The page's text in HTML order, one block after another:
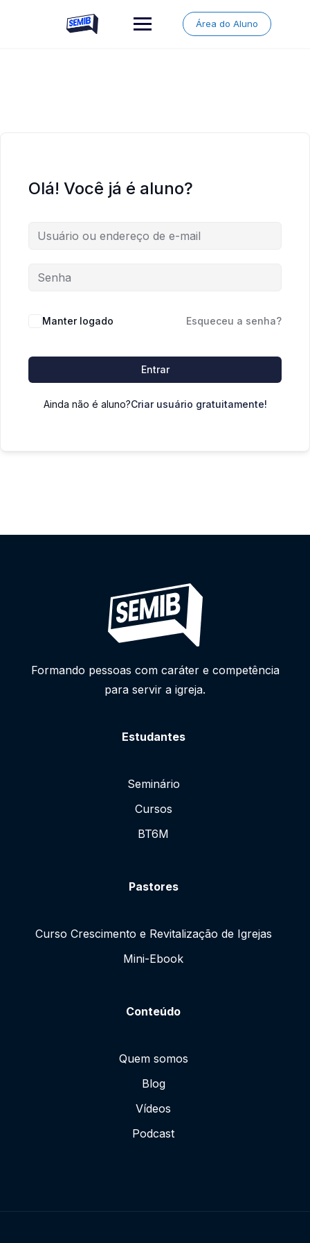
Área do Aluno
Olá! Você já é aluno?
Manter logado Esqueceu a senha?
Entrar
Ainda não é aluno?Criar usuário gratuitamente!
Formando pessoas com caráter e competência
para servir a igreja.
Estudantes
Seminário
Cursos
BT6M
Pastores
Curso Crescimento e Revitalização de Igrejas
Mini-Ebook
Conteúdo
Quem somos
Blog
Vídeos
Podcast